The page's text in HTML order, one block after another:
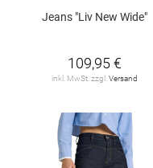
Jeans "Liv New Wide"
109,95 €
inkl. MwSt. zzgl.Versand